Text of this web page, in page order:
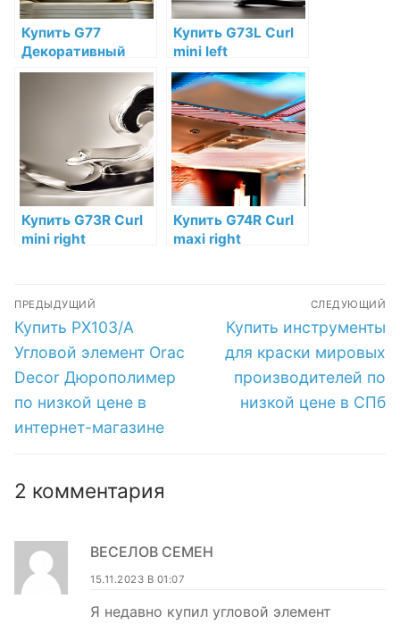
Купить G77
Декоративный
элемент Lily Orac
Дюрополимер по
низкой цене в
интернет-
магазине
Купить G73L Curl
mini left
Декоративный
элемент мини-
завиток (левый)
Orac Decor
Полиуретан по
низкой цене в
интернет-
магазине
Купить G73R Curl
mini right
завиток (правый)
Orac Decor
Полиуретан по
низкой цене в
интернет-
магазине
Купить G74R Curl
maxi right
по низкой цене в
интернет-
магазине
Навигация
по
записям
ПРЕДЫДУЩИЙ
Предыдущая
запись:
Купить PX103/A
Угловой элемент Orac
Decor Дюрополимер
по низкой цене в
интернет-магазине
СЛЕДУЮЩИЙ
Следующая
запись:
Купить инструменты
для краски мировых
производителей по
низкой цене в СПб
2 комментария
ВЕСЕЛОВ СЕМЕН
15.11.2023 В 01:07
Я недавно купил угловой элемент